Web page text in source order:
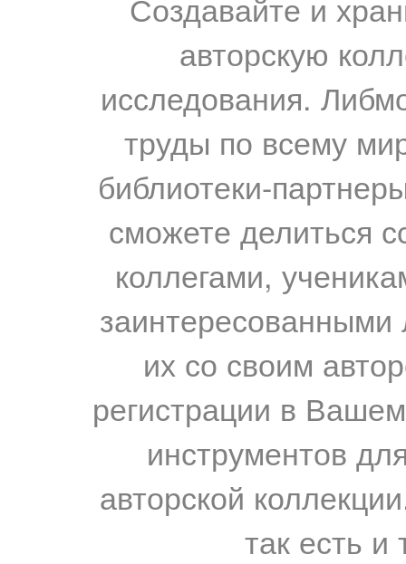
авторскую
исследования.
труды по всему
библиотеки-
сможете делиться
коллегами,
их со своим
регистрации в
инструментов
авторской
так есть и